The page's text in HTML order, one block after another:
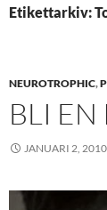
Etikettarkiv:
NEUROTROPHIC,
BLI
JANUARI 2, 2010